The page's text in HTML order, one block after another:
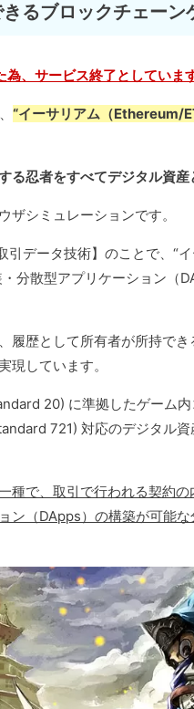
るブロックチェーン
為、サービス終了としていま
“イーサリアム（Ethereum/
る忍者をすべてデジタル資産
シミュレーションです。
引データ技術】のことで、“
分散型アプリケーション（
歴として所有者が所持でき
現しています。
20) に準拠したゲーム内
721) 対応のデジタル資
種で、取引で行われる契約
ン（DApps）の構築が可能